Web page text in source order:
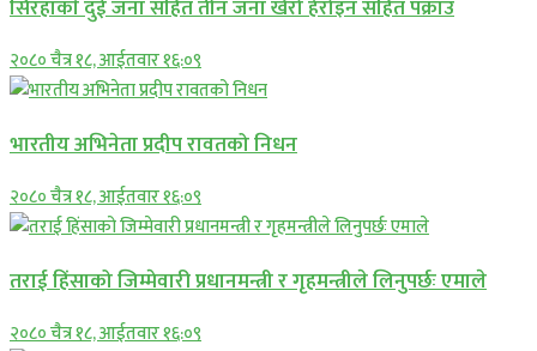
सिरहाकाे दुई जना सहित तीन जना खैरो हेरोइन सहित पक्राउ
२०८० चैत्र १८, आईतवार १६:०९
भारतीय अभिनेता प्रदीप रावतको निधन
२०८० चैत्र १८, आईतवार १६:०९
तराई हिंसाको जिम्मेवारी प्रधानमन्त्री र गृहमन्त्रीले लिनुपर्छः एमाले
२०८० चैत्र १८, आईतवार १६:०९